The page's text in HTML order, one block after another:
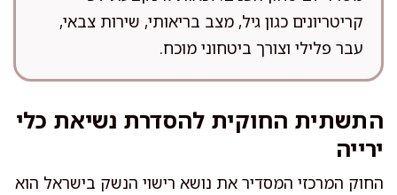
קריטריונים כגון גיל, מצב בריאותי, שירות צבאי,
עבר פלילי וצורך ביטחוני מוכח.
התשתית החוקית להסדרת נשיאת כלי
ירייה
החוק המרכזי המסדיר את נושא רישוי הנשק בישראל הוא